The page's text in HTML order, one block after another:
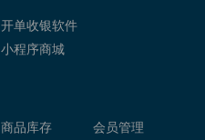
开单收银软件
小程序商城
商品库存
会员管理